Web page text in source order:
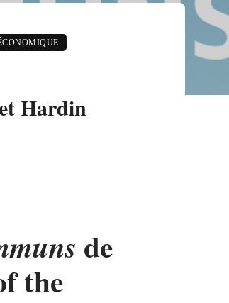
Hardin
de
the